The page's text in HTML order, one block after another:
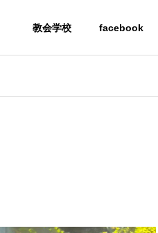
教会学校 facebook